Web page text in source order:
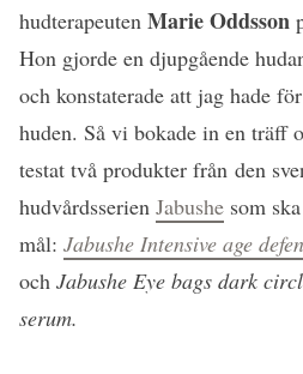
hudterapeuten Marie Oddsson
Hon gjorde en djupgående
och konstaterade att jag hade
huden. Så vi bokade in en träff
testat två produkter från den
hudvårdsserien Jabushe som
mål: Jabushe Intensive age
och Jabushe Eye bags dark
serum.